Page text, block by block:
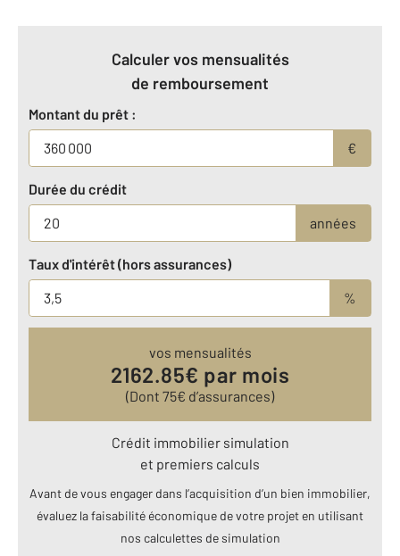
Calculer vos mensualités
de remboursement
Montant du prêt :
€
Durée du crédit
années
Taux d'intérêt (hors assurances)
%
vos mensualités
2162.85€ par mois
(Dont 75€ d’assurances)
Crédit immobilier simulation
et premiers calculs
Avant de vous engager dans l’acquisition d’un bien immobilier,
évaluez la faisabilité économique de votre projet en utilisant
nos calculettes de simulation